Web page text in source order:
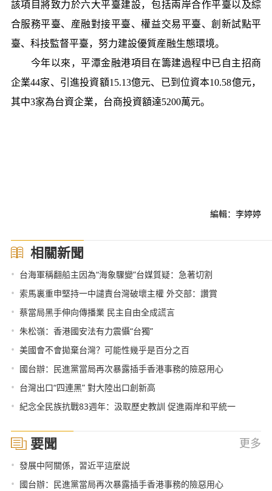
該項目將致力於六大平臺建設，包括兩岸合作平臺以及綜
合服務平臺、産融對接平臺、權益交易平臺、創新試點平
臺、科技監督平臺，努力建設優質産融生態環境。
今年以來，平潭金融港項目在籌建過程中已自主招商
企業44家、引進投資額15.13億元、已到位資本10.58億元，
其中3家為台資企業，台商投資額達5200萬元。
編輯：李婷婷
相關新聞
• 台海軍稱翻船主因為“海象驟變”台媒質疑：急著切割
• 索馬裏重申堅持一中譴責台灣破壞主權 外交部：讚賞
• 蔡當局黑手伸向傳播業 民主自由全成謊言
• 朱松嶺：香港國安法有力震懾“台獨”
• 美國會不會拋棄台灣？可能性幾乎是百分之百
• 國台辦：民進黨當局再次暴露插手香港事務的險惡用心
• 台灣出口“四連黑” 對大陸出口創新高
• 紀念全民族抗戰83週年：汲取歷史教訓 促進兩岸和平統一
要聞 更多
• 發展中阿關係，習近平這麼説
• 國台辦：民進黨當局再次暴露插手香港事務的險惡用心